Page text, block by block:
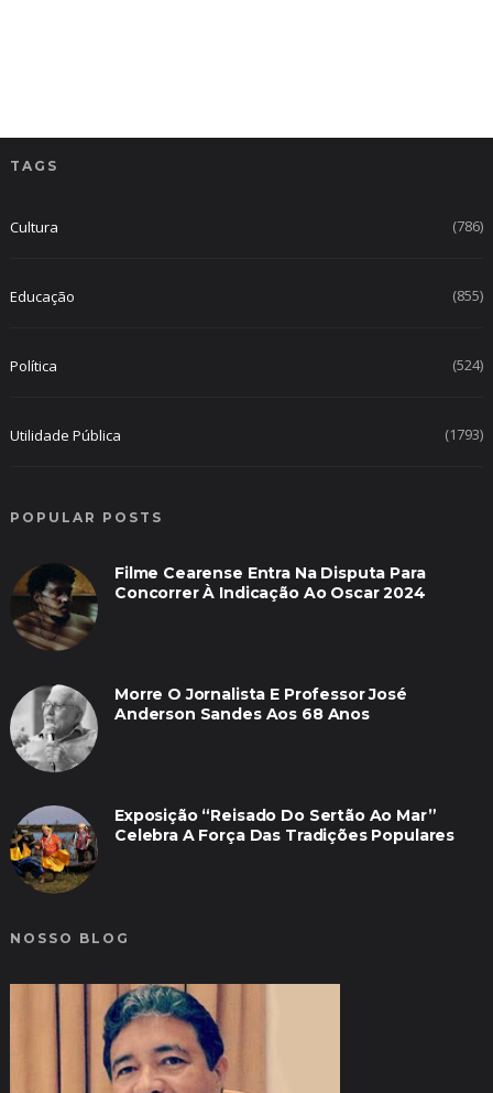
TAGS
Cultura (786)
Educação (855)
Política (524)
Utilidade Pública (1793)
POPULAR POSTS
Filme Cearense Entra Na Disputa Para
Concorrer À Indicação Ao Oscar 2024
Morre O Jornalista E Professor José
Anderson Sandes Aos 68 Anos
Exposição “Reisado Do Sertão Ao Mar”
Celebra A Força Das Tradições Populares
NOSSO BLOG